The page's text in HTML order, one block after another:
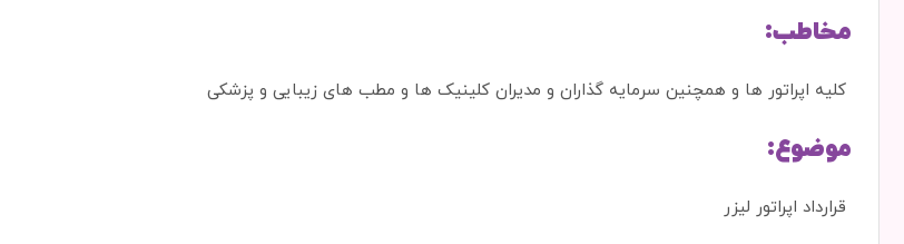
مخاطب:
کلیه اپراتور ها و همچنین سرمایه گذاران و مدیران کلینیک ها و مطب های زیبایی و پزشکی
موضوع:
قرارداد اپراتور لیزر